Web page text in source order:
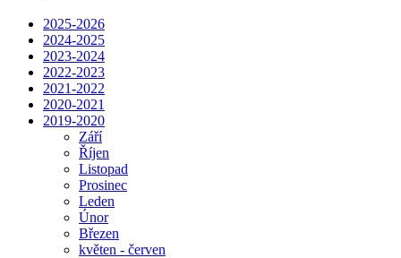
2025-2026
2024-2025
2023-2024
2022-2023
2021-2022
2020-2021
2019-2020
Září
Říjen
Listopad
Prosinec
Leden
Únor
Březen
květen - červen